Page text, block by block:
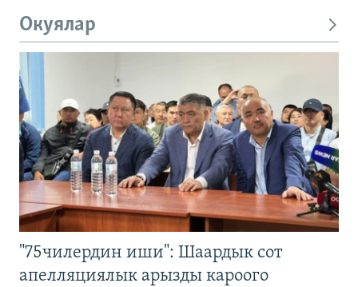
Окуялар
"75чилердин иши": Шаардык сот
апелляциялык арызды кароого